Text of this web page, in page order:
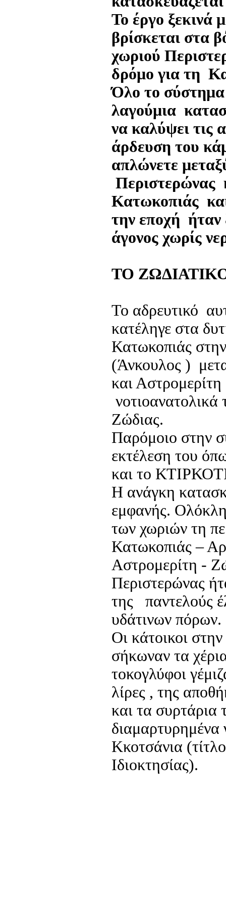
Το έργο ξεκινά
βρίσκεται στα
χωριού
δρόμο για τη
Όλο το
λαγούμια
να καλύψει τις
άρδευση του
απλώνετε
Περιστερώνας
Κατωκοπιάς
την εποχή ήταν
άγονος χωρίς
ΤΟ
Το αδρευτικό
κατέληγε στα
Κατωκοπιάς
(Άνκουλος )
και Αστρομερίτη
Ζώδιας.
Παρόμοιο στην
εκτέλεση του
και το
Η ανάγκη
εμφανής.
των χωριών τη
Κατωκοπιάς –
Αστρομερίτη -
Περιστερώνας
της παντελούς
υδάτινων πόρων.
Οι κάτοικοι
σήκωναν τα
τοκογλύφοι
λίρες , της
και τα συρτάρια
διαμαρτυρημένα
Κκοτσάνια
Ιδιοκτησίας).